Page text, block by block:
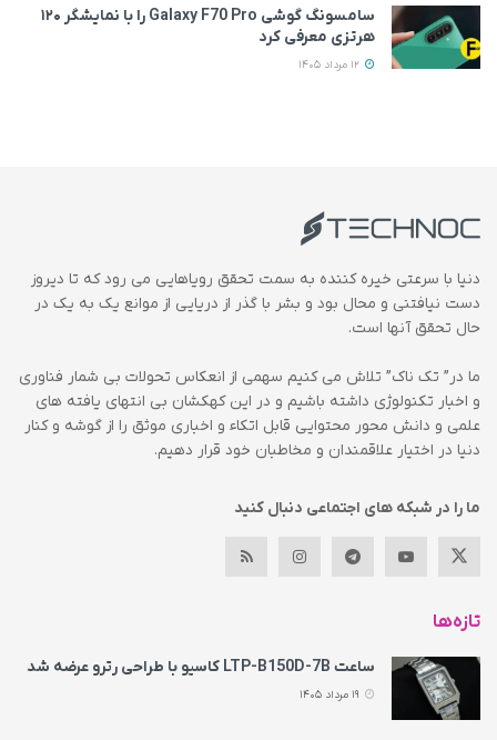
سامسونگ گوشی Galaxy F70 Pro را با نمایشگر ۱۲۰
هرتزی معرفی کرد
دنیا با سرعتی خیره کننده به سمت تحقق رویاهایی می رود که تا دیروز
دست نیافتنی و محال بود و بشر با گذر از دریایی از موانع یک به یک در
حال تحقق آنها است.
ما در” تک ناک” تلاش می کنیم سهمی از انعکاس تحولات بی شمار فناوری
و اخبار تکنولوژی داشته باشیم و در این کهکشان بی انتهای یافته های
علمی و دانش محور محتوایی قابل اتکاء و اخباری موثق را از گوشه و کنار
دنیا در اختیار علاقمندان و مخاطبان خود قرار دهیم.
ما را در شبکه های اجتماعی دنبال کنید
تازه‌ها
ساعت LTP-B150D-7B کاسیو با طراحی رترو عرضه شد